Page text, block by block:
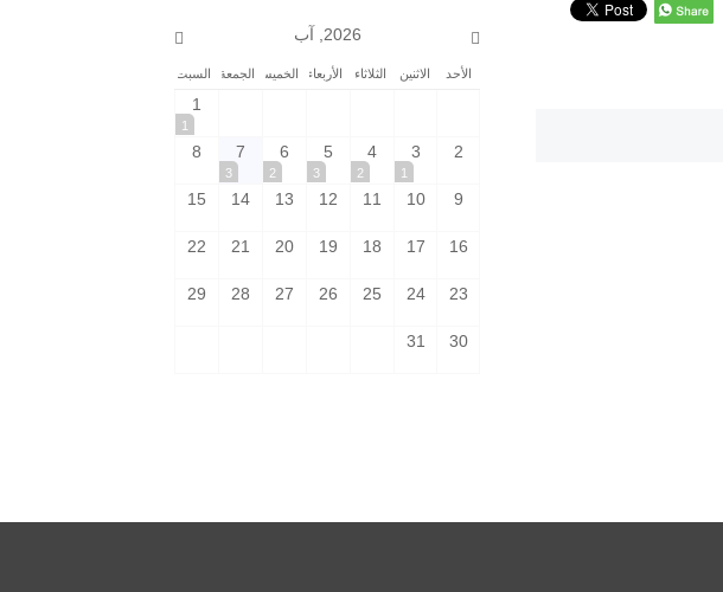
2026, آب
الأحد الاثنين الثلاثاء الأربعاء الخميس الجمعة السبت
1
1
2
3
1
4
2
5
3
6
2
7
3
8
9
10
11
12
13
14
15
16
17
18
19
20
21
22
23
24
25
26
27
28
29
30
31